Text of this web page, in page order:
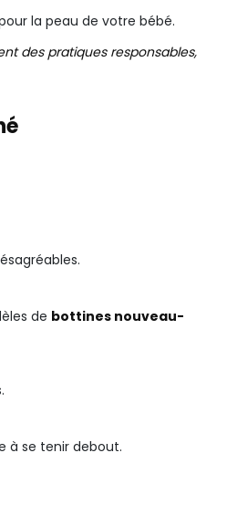
la peau de votre bébé.
des pratiques responsables,
de bottines nouveau-
à se tenir debout.